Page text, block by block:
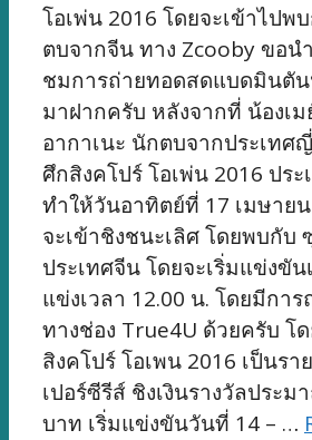
โอเพ่น 2016 โดยจะเข้าไปพ
ตบจากจีน ทาง Zcooby ขอน
ชมการถ่ายทอดสดแบดมินตั
มาฝากครับ หลังจากที่ น้องเ
อากาเนะ นักตบจากประเทศ
ศึกสิงคโปร์ โอเพ่น 2016 ปร
ทำให้วันอาทิตย์ที่ 17 เมษาย
จะเข้าชิงชนะเลิศ โดยพบกับ
ประเทศจีน โดยจะเริ่มแข่งขัน
แข่งเวลา 12.00 น. โดยมีกา
ทางช่อง True4U ด้วยครับ โ
สิงคโปร์ โอเพน 2016 เป็นรา
เปอร์ซีรีส์ ชิงเงินรางวัลประ
บาท เริ่มแข่งขันวันที่ 14 – …